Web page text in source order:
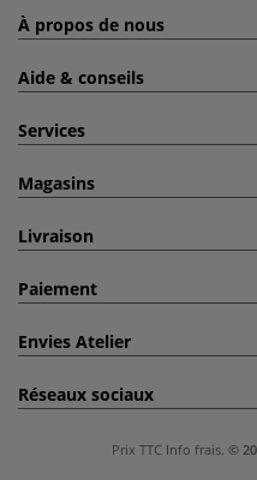
À propos de nous
Aide & conseils
Services
Magasins
Livraison
Paiement
Envies Atelier
Réseaux sociaux
Prix TTC Info frais. ©